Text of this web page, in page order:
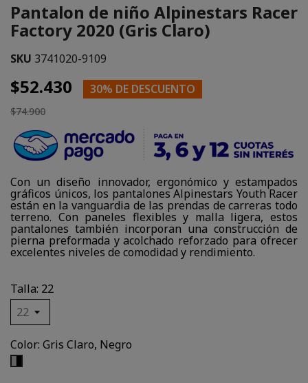
Pantalon de niño Alpinestars Racer
Factory 2020 (Gris Claro)
SKU 3741020-9109
$52.430 30% DE DESCUENTO
$74.900
Con un diseño innovador, ergonómico y estampados
gráficos únicos, los pantalones Alpinestars Youth Racer
están en la vanguardia de las prendas de carreras todo
terreno. Con paneles flexibles y malla ligera, estos
pantalones también incorporan una construcción de
pierna preformada y acolchado reforzado para ofrecer
excelentes niveles de comodidad y rendimiento.
Talla: 22
Color: Gris Claro, Negro